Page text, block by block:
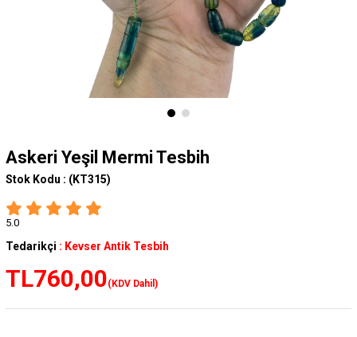
Askeri Yeşil Mermi Tesbih
Stok Kodu : (KT315)
5.0
Tedarikçi : Kevser Antik Tesbih
TL760,00(KDV Dahil)